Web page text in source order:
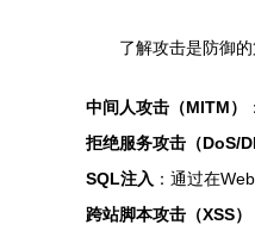
了解攻击是防御
中间人攻击（MITM）
拒绝服务攻击（DoS/
SQL注入 ：通过在
跨站脚本攻击（XSS）